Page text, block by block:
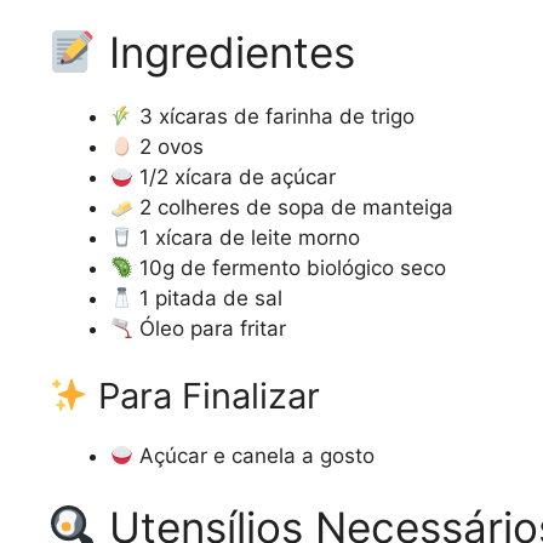
Ingredientes
3 xícaras de farinha de trigo
2 ovos
1/2 xícara de açúcar
2 colheres de sopa de manteiga
1 xícara de leite morno
10g de fermento biológico seco
1 pitada de sal
Óleo para fritar
Para Finalizar
Açúcar e canela a gosto
Utensílios